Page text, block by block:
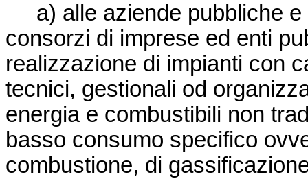
a) alle aziende pubbliche e
consorzi di imprese ed enti
realizzazione di impianti con
tecnici, gestionali od
energia e combustibili non
basso consumo specifico
combustione, di